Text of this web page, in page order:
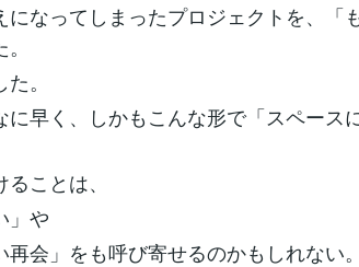
になってしまったプロジェクトを、「
。
に早く、しかもこんな形で「スペース
ことは、
」や
再会」をも呼び寄せるのかもしれない。